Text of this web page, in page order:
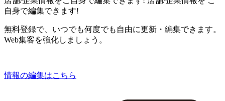
自身で編集できます!
無料登録で、いつでも何度でも自由に更新・編集できます。
Web集客を強化しましょう。
情報の編集はこちら